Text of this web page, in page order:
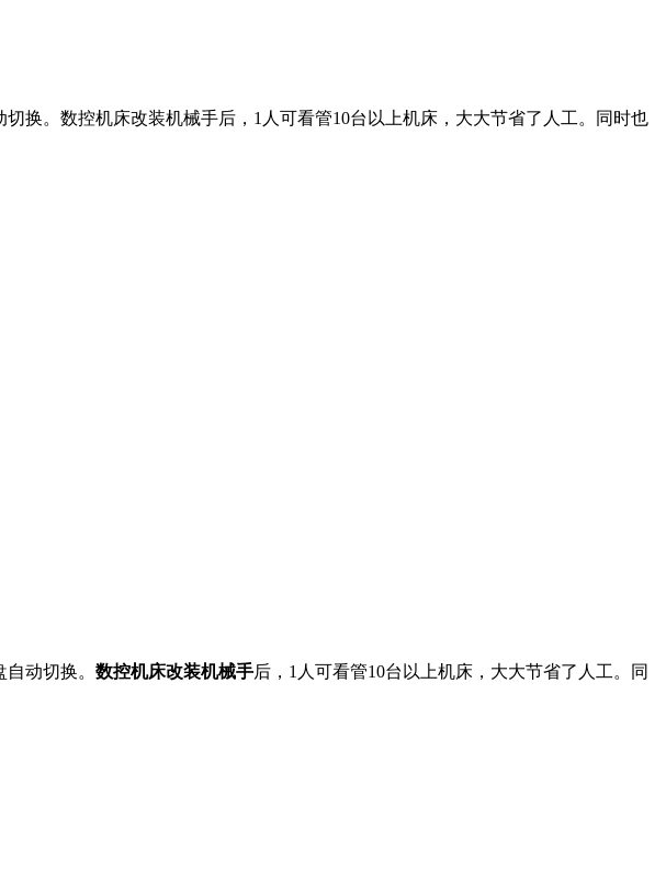
换。数控机床改装机械手后，1人可看管10台以上机床，大大节省了人工。同时也
动切换。 数控机床改装机械手后，1人可看管10台以上机床，大大节省了人工。同